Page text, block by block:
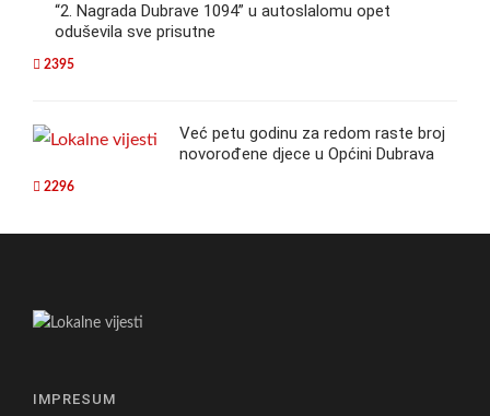
“2. Nagrada Dubrave 1094” u autoslalomu opet
oduševila sve prisutne
2395
Već petu godinu za redom raste broj
novorođene djece u Općini Dubrava
2296
IMPRESUM